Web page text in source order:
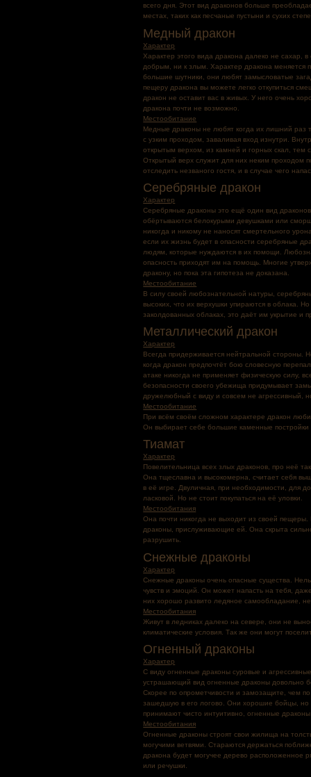
всего дня. Этот вид драконов больше
местах, таких как песчаные пустыни и сухих
Медный дракон
Характер
Характер этого вида дракона далеко не сахар,
добрым, ни к злым. Характер дракона меняется
большие шутники, они любят замысловатые
пещеру дракона вы можете легко откупиться
дракон не оставит вас в живых. У него очень
дракона почти не возможно.
Местообитание
Медные драконы не любят когда их лишний раз
с узким проходом, заваливая вход изнутри.
открытым верхом, из камней и горных скал,
Открытый верх служит для них неким проходом
отследить незваного гостя, и в случае чего
Серебряные дракон
Характер
Серебряные драконы это ещё один вид
обёртываются белокурыми девушками или
никогда и никому не наносят смертельного
если их жизнь будет в опасности серебряные
людям, которые нуждаются в их помощи.
опасность приходят им на помощь. Многие
дракону, но пока эта гипотеза не доказана.
Местообитание
В силу своей любознательной натуры,
высоких, что их верхушки упираются в облака.
заколдованных облаках, это даёт им укрытие
Металлический дракон
Характер
Всегда придерживается нейтральной стороны.
когда дракон предпочтёт бою словесную
атаке никогда не применяет физическую силу,
безопасности своего убежища придумывает
дружелюбный с виду и совсем не агрессивный,
Местообитание
При всём своём сложном характере дракон
Он выбирает себе большие каменные
Тиамат
Характер
Повелительница всех злых драконов, про неё
Она тщеславна и высокомерна, считает себя
в её игре. Двуличная, при необходимости, для
ласковой. Но не стоит покупаться на её уловки.
Местообитания
Она почти никогда не выходит из своей
драконы, прислуживающие ей. Она скрыта
разрушить.
Снежные драконы
Характер
Снежные драконы очень опасные существа.
чувств и эмоций. Он может напасть на тебя,
них хорошо развито ледяное самообладание,
Местообитания
Живут в ледниках далеко на севере, они не
климатические условия. Так же они могут
Огненный драконы
Характер
С виду огненные драконы суровые и
устрашающий вид огненные драконы довольно
Скорее по опрометчивости и замозащите, чем
зашедшую в его логово. Они хорошие бойцы, но
принимают чисто интуитивно, огненные
Местообитания
Огненные драконы строят свои жилища на
могучими ветвями. Стараются держаться
дракона будет могучее дерево расположенное
или речушки.